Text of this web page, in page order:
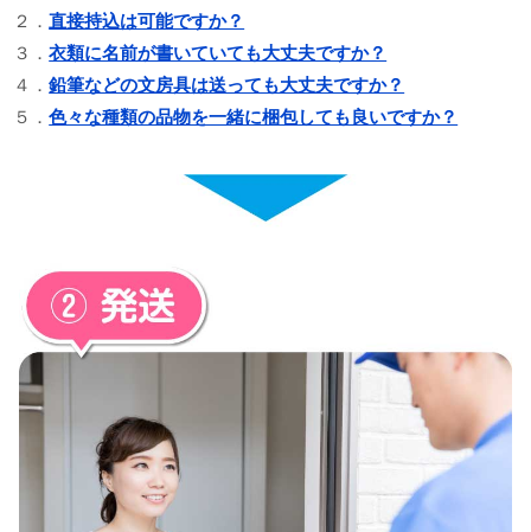
２．直接持込は可能ですか？
３．衣類に名前が書いていても大丈夫ですか？
４．鉛筆などの文房具は送っても大丈夫ですか？
５．色々な種類の品物を一緒に梱包しても良いですか？